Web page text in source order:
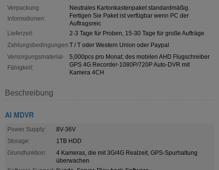
Verpackung
Informationen:
Neutrales Kartonkastenpaket standardmäßig.
Fertigen Sie Paket ist verfügbar wenn PC der
Auftragsreic
Lieferzeit:
2-3 Tage für Proben, 15-30 Tage für große Aufträge
Zahlungsbedingungen:T / T oder Western Union oder Paypal
Versorgungsmaterial-
Fähigkeit:
5,000pcs pro Monat; des mobilen AHD Flugschreiber
GPS 4G Recorder-1080P/720P Auto-DVR mit
Kamera 4CH
Beschreibung
AI MDVR
Power Supply:
8V-36V
Storage:
1TB HDD
Grundfunktion:
4 Kameras, die mit 3G/4G Realzeit, GPS-Spurhaltung
überwachen